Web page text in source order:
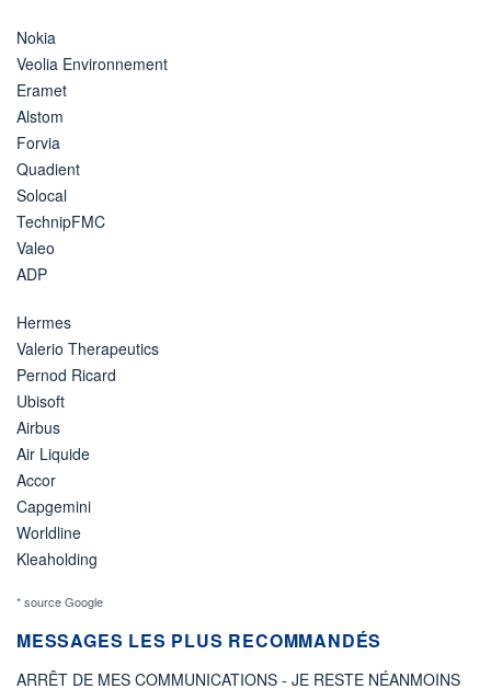
Nokia
Veolia Environnement
Eramet
Alstom
Forvia
Quadient
Solocal
TechnipFMC
Valeo
ADP
Hermes
Valerio Therapeutics
Pernod Ricard
Ubisoft
Airbus
Air Liquide
Accor
Capgemini
Worldline
Kleaholding
* source Google
MESSAGES LES PLUS RECOMMANDÉS
ARRÊT DE MES COMMUNICATIONS - JE RESTE NÉANMOINS